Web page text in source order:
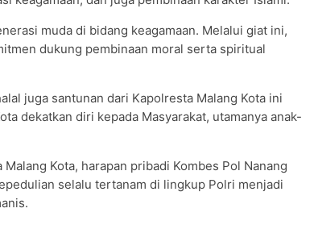
muda di bidang keagamaan. Melalui giat ini,
dukung pembinaan moral serta spiritual
juga santunan dari Kapolresta Malang Kota ini
dekatkan diri kepada Masyarakat, utamanya anak-
Kota, harapan pribadi Kombes Pol Nanang
selalu tertanam di lingkup Polri menjadi